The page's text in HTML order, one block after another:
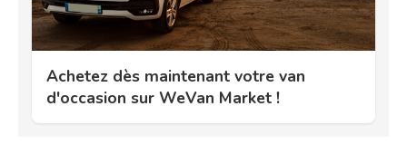
Achetez dès maintenant votre van
d'occasion sur WeVan Market !